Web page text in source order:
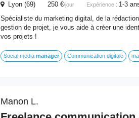
Lyon (69) 250 €/jour Expérience : 1-3
Spécialiste du marketing digital, de la
gestion de projet, je vous aide à créer une
vos projets !
Social media manager Communication digitale
Manon L.